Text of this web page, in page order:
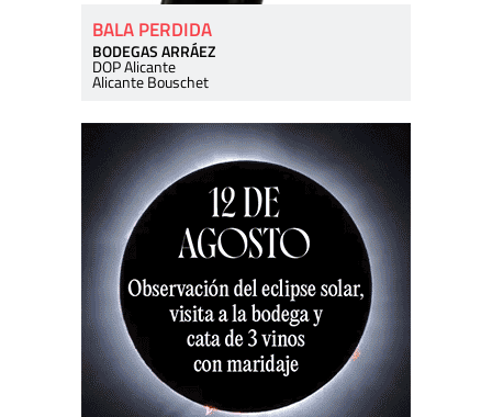
BALA PERDIDA
BODEGAS ARRÁEZ
DOP Alicante
Alicante Bouschet